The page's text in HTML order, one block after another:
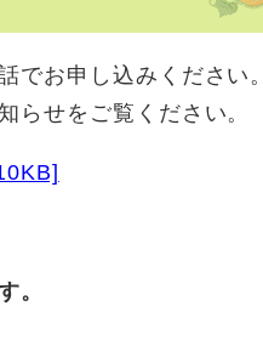
でお申し込みください。
らせをご覧ください。
。